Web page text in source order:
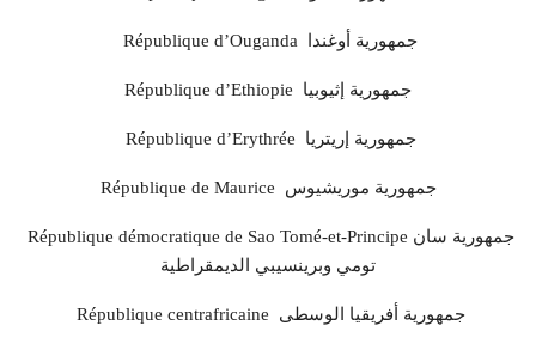
République d’Ouganda جمهورية أوغندا
République d’Ethiopie جمهورية إثيوبيا
République d’Erythrée جمهورية إريتريا
République de Maurice جمهورية موريشيوس
République démocratique de Sao Tomé-et-Principe جمهورية سان
تومي وبرينسيبي الديمقراطية
République centrafricaine جمهورية أفريقيا الوسطى